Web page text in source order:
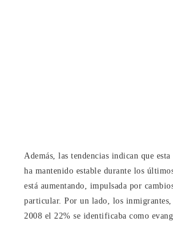
Además, las tendencias indican que
ha mantenido estable durante los
está aumentando, impulsada por
particular. Por un lado, los inmigrantes,
2008 el 22% se identificaba como